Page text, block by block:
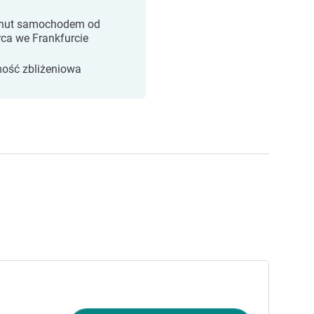
samochodem od
we Frankfurcie
zbliżeniowa